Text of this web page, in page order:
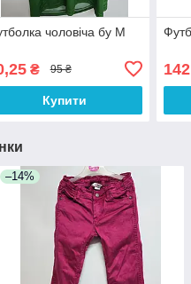
чоловіча бу М
₴ 95 ₴
Купити
–14%